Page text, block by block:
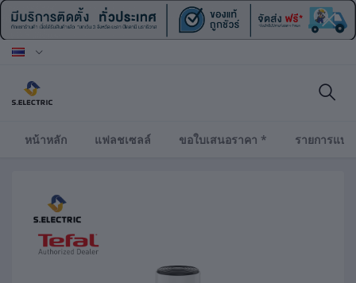
หน้าหลัก แฟลชเซลล์ ขอใบเสนอราคา * รายการแบ